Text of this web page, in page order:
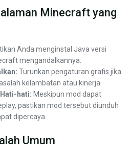
Minecraft yang
Anda menginstal Java versi
mengandalkannya.
Turunkan pengaturan grafis jika
kelambatan atau kinerja.
hati: Meskipun mod dapat
pastikan mod tersebut diunduh
dipercaya.
Umum